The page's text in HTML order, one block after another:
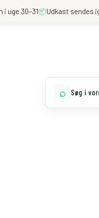
i uge 30–31📦Udkast sendes
⌕ Søg i